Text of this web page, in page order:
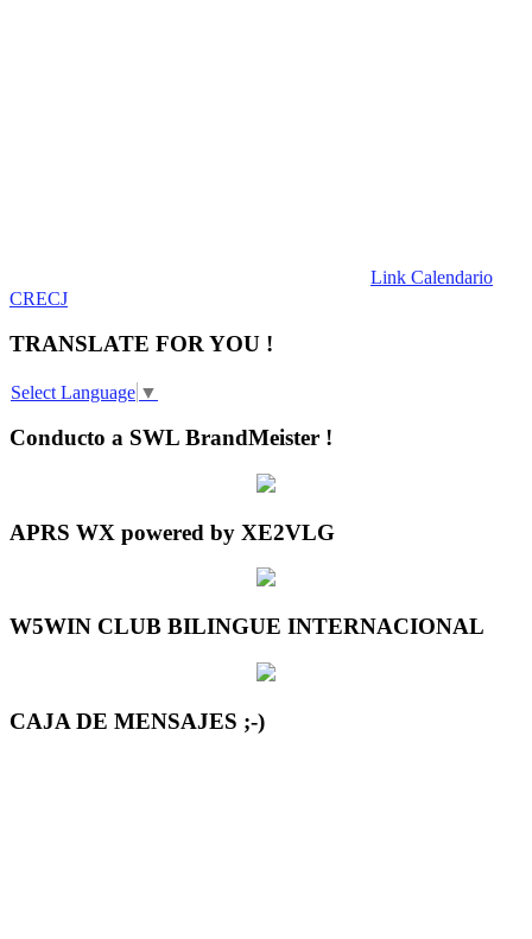
Link Calendario
CRECJ
TRANSLATE FOR YOU !
Select Language ▼
Conducto a SWL BrandMeister !
APRS WX powered by XE2VLG
W5WIN CLUB BILINGUE INTERNACIONAL
CAJA DE MENSAJES ;-)